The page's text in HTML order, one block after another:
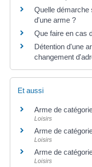
Quelle démarche
d'une arme ?
Que faire en cas
Détention d'une
changement
Et aussi
Arme de
Loisirs
Arme de
Loisirs
Arme de
Loisirs